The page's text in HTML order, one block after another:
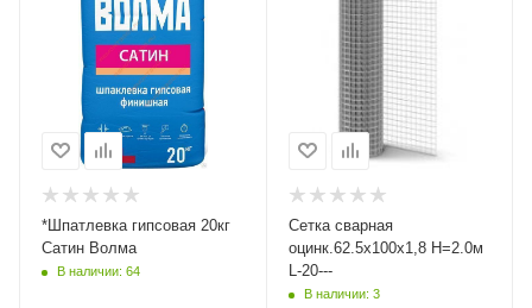
*Шпатлевка гипсовая 20кг
Сатин Волма
В наличии: 64
Сетка сварная
оцинк.62.5х100х1,8 Н=2.0м
L-20---
В наличии: 3